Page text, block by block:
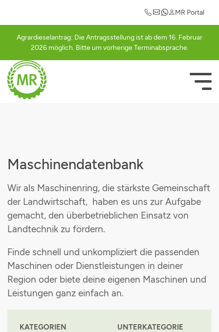
MR Portal
Agrardieselantrag: Die Antragsstellung ist ab dem 16. Februar
2026 möglich. Bitte um vorherige Terminabsprache.
Maschinendatenbank
Wir als Maschinenring, die stärkste Gemeinschaft
der Landwirtschaft, haben es uns zur Aufgabe
gemacht, den überbetrieblichen Einsatz von
Landtechnik zu fördern.
Finde schnell und unkompliziert die passenden
Maschinen oder Dienstleistungen in deiner
Region oder biete deine eigenen Maschinen und
Leistungen ganz einfach an.
KATEGORIEN UNTERKATEGORIE
Ansprechpartner
Abrechnungssätze
Mitglied werden
Agrarterminkalender
MR-Portal
Abrechnung
Ackerschlagkartei
Agrardieselantrag
Düngeberatung
Elektroprüfung
Maschinengemeinschaften
Maschinenvermittlung
Stromsteuerrückerstattung
Einkaufsvorteile
Güllegemeinschaft Cham
Güllegemeinschaft Schwarzachtal
Häckslergemeinschaft Cham
Cultanausbringgemeinschaft
Grasdurchsähgemeinschaft
Grünlandpflegegemeinschaft
Auto
Betriebsausstattung
Strom
Registrierung
Bestätigungsseite